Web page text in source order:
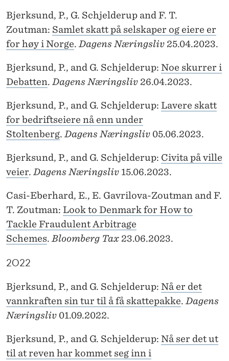
Bjerksund, P., G. Schjelderup and F. T.
Zoutman: Samlet skatt på selskaper og eiere er
for høy i Norge. Dagens Næringsliv 25.04.2023.
Bjerksund, P., and G. Schjelderup: Noe skurrer i
Debatten. Dagens Næringsliv 26.04.2023.
Bjerksund, P., and G. Schjelderup: Lavere skatt
for bedriftseiere nå enn under
Stoltenberg. Dagens Næringsliv 05.06.2023.
Bjerksund, P., and G. Schjelderup: Civita på ville
veier. Dagens Næringsliv 15.06.2023.
Casi-Eberhard, E., E. Gavrilova-Zoutman and F.
T. Zoutman: Look to Denmark for How to
Tackle Fraudulent Arbitrage
Schemes. Bloomberg Tax 23.06.2023.
2022
Bjerksund, P., and G. Schjelderup: Nå er det
vannkraften sin tur til å få skattepakke. Dagens
Næringsliv 01.09.2022.
Bjerksund, P., and G. Schjelderup: Nå ser det ut
til at reven har kommet seg inn i